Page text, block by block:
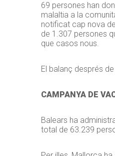
69 persones han
malaltia a la
notificat cap nova
de 1.307 persones
que casos nous.
El balanç després
CAMPANYA DE
Balears ha
total de 63.239